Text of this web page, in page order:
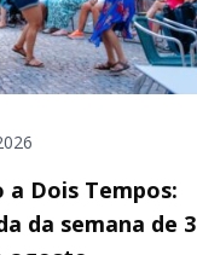
a Dois Tempos:
da semana de 3